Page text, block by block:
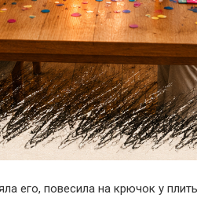
его, повесила на крючок у